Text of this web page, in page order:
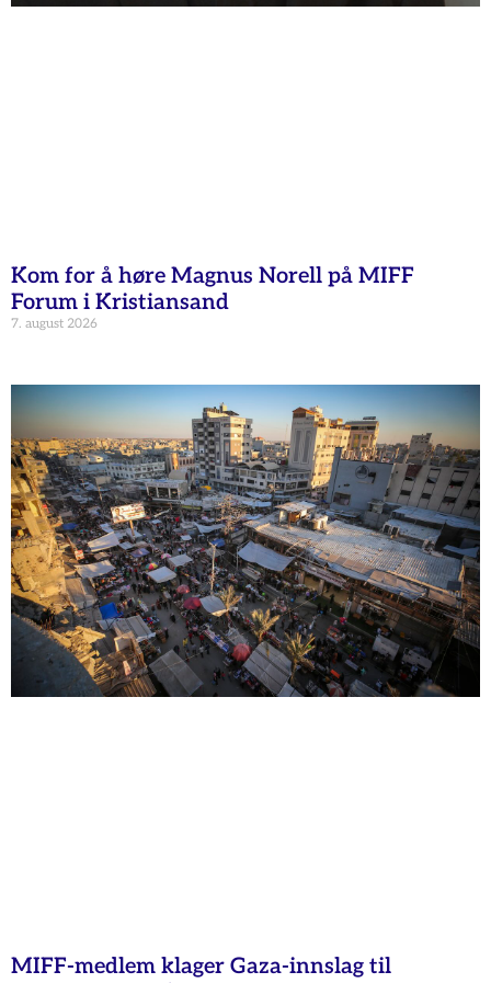
Kom for å høre Magnus Norell på MIFF
Forum i Kristiansand
7. august 2026
MIFF-medlem klager Gaza-innslag til